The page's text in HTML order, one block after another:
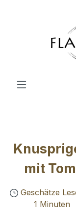
mit
Geschätze
1 Minuten